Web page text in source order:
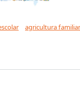
agricultura